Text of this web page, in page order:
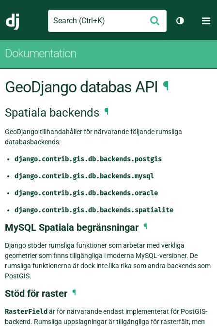
Django
Search Skicka
Växla
Dokumentation
GeoDjango databas API ¶
Spatiala backends ¶
GeoDjango tillhandahåller för närvarande följande rumsliga
databasbackends:
django.contrib.gis.db.backends.postgis
django.contrib.gis.db.backends.mysql
django.contrib.gis.db.backends.oracle
django.contrib.gis.db.backends.spatialite
MySQL Spatiala begränsningar ¶
Django stöder rumsliga funktioner som arbetar med verkliga
geometrier som finns tillgängliga i moderna MySQL-versioner. De
rumsliga funktionerna är dock inte lika rika som andra backends som
PostGIS.
Stöd för raster ¶
RasterField är för närvarande endast implementerat för PostGIS-
backend. Rumsliga uppslagningar är tillgängliga för rasterfält, men